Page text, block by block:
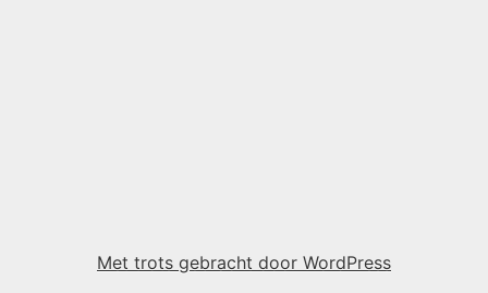
Met trots gebracht door WordPress